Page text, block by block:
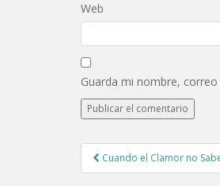
Web
Guarda mi nombre,
Post
navigation
Cuando el Clamor no